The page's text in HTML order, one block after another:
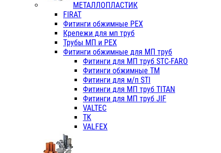
МЕТАЛЛОПЛАСТИК
FIRAT
Фитинги обжимные PEX
Крепежи для мп труб
Трубы МП и PEX
Фитинги обжимные для МП труб
Фитинги для МП труб STC-FARO
Фитинги обжимные ТМ
Фитинги для м/п STI
Фитинги для МП труб TITAN
Фитинги для МП труб JIF
VALTEC
TK
VALFEX